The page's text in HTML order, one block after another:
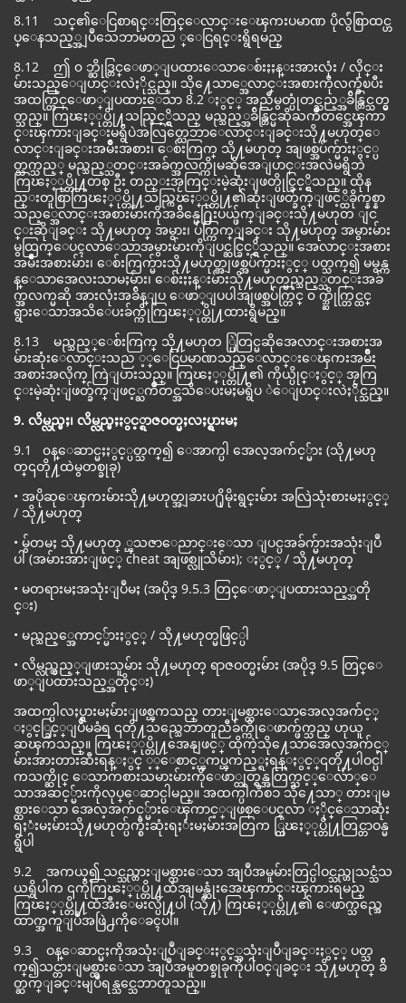
8.11 သင္၏ေငြစာရင္းတြင္ေလာင္းေၾကးပမာဏ ပိုလွ်ံစြာထင္ဟ
ပ္ေနသည့္အျပဳသေဘာမတည ္ေငြရင္းရွိရမည္
8.12 ဤ ၀ ဘ္ဆိုဒ္တြင္ေဖာ္ျပထားေသာေစ်းႏႈန္းအားလုံး / လိုင္း
မ်ားသည္ေျပာင္းလဲႏိုင္သည္။ သို႔ေသာ္အေလာင္းအစားကိုလက္ခံၿပီး
အထက္တြင္ေဖာ္ျပထားေသာ 8.2 ႏွင့္ အညီမွတ္ပုံတင္သည့္အခ်ိန္တြင္သတ္မွ
တ္သည္။ ကြၽႏ္ုပ္တို႔သည္ခြင့္ရွိသည္ မည္သည့္အခ်ိန္တြင္မဆိုႀကိဳတင္အေၾကာ
င္းၾကားျခင္းမရွိပဲအလြတ္သေဘာေလာင္းျခင္းသို႔မဟုတ္ေ
လာင္းျခင္းအမ်ိဳးအစား၊ ေစ်းကြက္ သို႔မဟုတ္ အျဖစ္အပ်က္မ်ားႏွင့္ပ
တ္သက္သည့္ မည္သည့္သတင္းအခ်က္အလက္ကိုမဆိုအေျပာင္းအလဲမရွိဘဲ
ကြၽႏ္ုပ္တို႔တစ္ ဦး တည္းအႂကြင္းမဲ့ဆုံးျဖတ္ပိုင္ခြင့္ရွိသည္။ ထိုန
ည္းတူစြာကြၽႏ္ုပ္တို႔သည္ကြၽႏ္ုပ္တို႔၏ဆုံးျဖတ္ခ်က္ျဖင့္ထိခိုက္နစ္နာ
သည့္အေလာင္းအစားမ်ားကိုအခ်ိန္မေ႐ြးပယ္ဖ်က္ျခင္းသို႔မဟုတ ျင
င္းဆိုျခင္း သို႔မဟုတ္ အမွား၊ ပ်က္ကြက္ျခင္း သို႔မဟုတ္ အမွားမ်ား
မွထြက္ေပၚလာေသာအမွားမ်ားကိုျပင္ဆင္ခြင့္ရွိသည္။ အေလာင္းအစား
အမ်ိဳးအစားမ်ား၊ ေစ်းကြက္မ်ားသို႔မဟုတ္အျဖစ္အပ်က္မ်ားႏွင့္ ပတ္သက္၍ မမွန္က
န္ေသာအေလးသာမႈမ်ား၊ ေစ်းႏႈန္းမ်ားသို႔မဟုတ္မည္သည့္သတင္းအခ်
က္အလက္မဆို အားလုံးအခ်ိန္ျပ ေဖာ္ျပပါအျဖစ္အပ်က္တြင္ ၀ က္ဘ္ဆိုက္တြင္ထင္
ရွားေသာအသိေပးခ်က္ကိုကြၽႏ္ုပ္တို႔ထားရွိမည္။
8.13 မည္သည့္ေစ်းကြက္ သို႔မဟုတ ္ပြဲတြင္မဆိုအေလာင္းအစားအ
မ်ားဆုံးေလာင္းသည ့္ေငြပမာဏသည္ေလာင္းေၾကးအမ်ိဳး
အစားအလိုက္ ကြဲျပားသည္။ ကြၽႏ္ုပ္တို႔၏ ကိုယ္ပိုင္ႏွင့္ အႂကြ
င္းမဲ့ဆုံးျဖတ္ခ်က္ျဖင့္ႀကိဳတင္အသိေပးမႈမရွိပ ဲေျပာင္းလဲႏိုင္သည္။
9. လိမ္လည္မႈ၊ လိမ္လည္မႈႏွင့္ရာဇဝတ္မႈလႈပ္ရွားမႈ
9.1 ၀န္ေဆာင္မႈႏွင့္ပတ္သက္၍ ေအာက္ပါ အေလ့အက်င့္မ်ား (သို႔မဟု
တ္၎တို႔ထဲမွတစ္ခုခု)
• အပိုဆုေၾကးမ်ားသို႔မဟုတ္အျခားပ႐ိုမိုးရွင္းမ်ား အလြဲသုံးစားမႈႏွင့္
/ သို႔မဟုတ္
• မွ်တမႈ သို႔မဟုတ္ ္ၾသဇာေညာင္းေသာ ျပင္ပအခ်က္မ်ားအသုံးျပဳ
ပါ (အမ်ားအားျဖင့္ cheat အျဖစ္လူသိမ်ား); ႏွင့္ / သို႔မဟုတ္
• မတရားမႈအသုံးျပဳမႈ (အပိုဒ္ 9.5.3 တြင္ေဖာ္ျပထားသည့္အတို
င္း)
• မည္သည့္အေကာင့္မ်ားႏွင့္ / သို႔မဟုတ္မဖြင့္ပါ
• လိမ္လည္လွည့္ျဖားသူမ်ား သို႔မဟုတ္ ရာဇဝတ္မႈမ်ား (အပိုဒ္ 9.5 တြင္ေ
ဖာ္ျပထားသည့္အတိုင္း)
အထက္ပါလႈပ္ရွားမႈမ်ားျဖစ္ၾကသည္ တားျမစ္ထားေသာအေလ့အက်င့္
ႏွင့္ခြင့္ျပဳမခံရ ၎တို႔သည္သေဘာတူညီခ်က္ကိုေဖာက္ဖ်က္သည္ ဟုယူ
ဆၾကသည္။ ကြၽႏ္ုပ္တို႔အေနျဖင့္ ထိုကဲ့သို႔ေသာအေလ့အက်င့္
မ်ားအားတားဆီးရန္ႏွင္ ့္ေစာင့္ၾကပ္ၾကည့္ရႈရန္ႏွင့္၎တို႔ပါဝင္ပါ
ကသက္ဆိုင္ ေသာကစားသမားမ်ားကိုေဖာ္ထုတ္ရန္အတြက္သင့္ေလ်ာ္ေ
သာအဆင့္မ်ားကိုလုပ္ေဆာင္ပါမည္။ အထက္ပါကိစၥ သို႔ေသာ္ တားျမ
စ္ထားေသာ အေလ့အက်င့္မ်ားေၾကာင့္ျဖစ္ေပၚလာ ႏိုင္ေသာဆုံး
ရႈံးမႈမ်ားသို႔မဟုတ္ပ်က္စီးဆုံးရႈံးမႈမ်ားအတြက ္ကြၽႏ္ုပ္တို႔တြင္တာဝန္မ
ရွိပါ
9.2 အကယ္၍ သင္သည္တားျမစ္ထားေသာ အျပဳအမူမ်ားတြင္ပါဝင္သည္ဟုသင္သံသ
ယရွိပါက ၎ကိုကြၽႏ္ုပ္တို႔ထံအျမန္ဆုံးအေၾကာင္းၾကားရမည္
ကြၽႏ္ုပ္တို႔ထံအီးေမးလ္ပို႔ပါ (သို႔) ကြၽႏ္ုပ္တို႔၏ ေဖာက္သည္အေ
ထာက္အကူျပဳအဖြဲ႕ကိုေခၚပါ။
9.3 ဝန္ေဆာင္မႈကိုအသုံးျပဳျခင္းႏွင့္အသုံးျပဳျခင္းႏွင့္ ပတ္သ
က္၍သင္တားျမစ္ထားေသာ အျပဳအမူတစ္ခုခုကိုပါဝင္ျခင္း သို႔မဟုတ္ ခ်ိ
တ္ဆက္ျခင္းမျပဳရန္သင္သေဘာတူသည္။